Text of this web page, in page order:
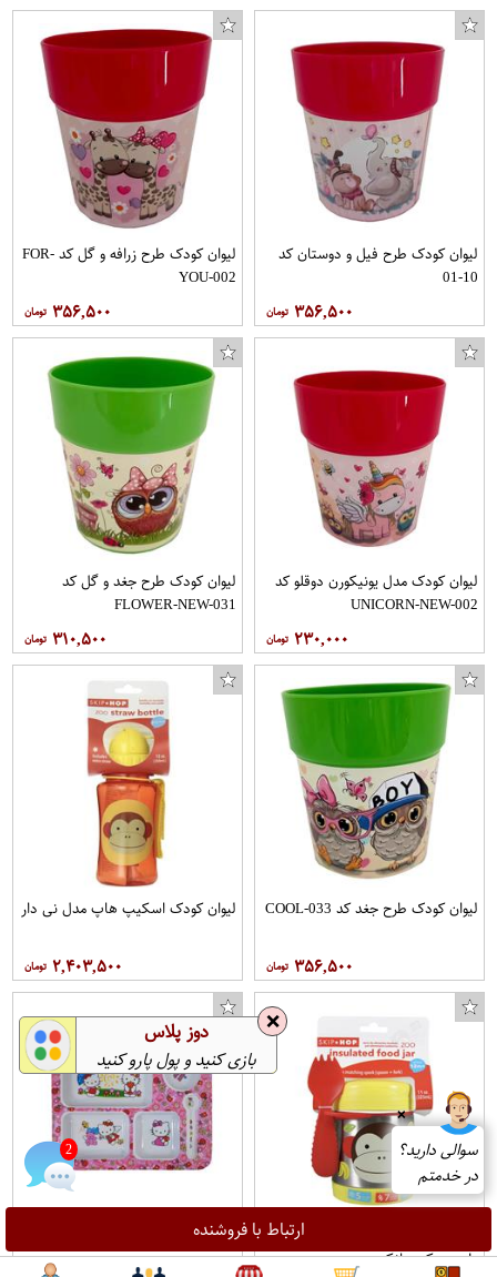
ارتباط با فروشنده
لیوان کودک طرح فیل و دوستان کد
10-01
۳۵۶,۵۰۰
لیوان کودک طرح زرافه و گل کد FOR-
YOU-002
۳۵۶,۵۰۰
لیوان کودک مدل یونیکورن دوقلو کد
UNICORN-NEW-002
۲۳۰,۰۰۰
لیوان کودک طرح جغد و گل کد
FLOWER-NEW-031
۳۱۰,۵۰۰
لیوان کودک طرح جغد کد COOL-033
۳۵۶,۵۰۰
لیوان کودک اسکیپ هاپ مدل نی دار
۲,۴۰۳,۵۰۰
فلاسک غذای کودک اسکیپ هاپ
طرح چیکی مانکی
ظرف غذای کودک مدل کیتی کد 702
❌
سوالی دارید؟
در خدمتم
2
❌ دوز پلاس
بازی کنید و پول پارو کنید